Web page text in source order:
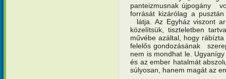
panteizmusnak újpogány
forrását kizárólag a
látja. Az Egyház viszont
közelítsük, tiszteletben
művébe azáltal, hogy
felelős gondozásának
nem is mondhat le.
és az ember hatalmát
súlyosan, hanem magát az